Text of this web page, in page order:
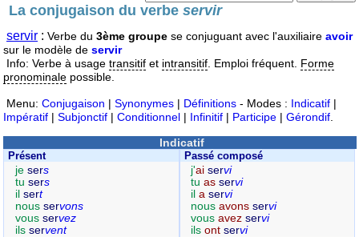
La conjugaison du verbeservir
servir : Verbe du 3ème groupe se conjuguant avec l'auxiliaire avoir
sur le modèle de servir
Info: Verbe à usage transitif et intransitif . Emploi fréquent. Forme
pronominale possible.
Menu: Conjugaison | Synonymes | Définitions - Modes : Indicatif |
Impératif | Subjonctif | Conditionnel | Infinitif | Participe | Gérondif
Indicatif
Présent
je sers
tu sers
il sert
nous servons
vous servez
ils servent
Passé composé
j'ai servi
tuas servi
ila servi
nousavons servi
vousavez servi
ilsont servi